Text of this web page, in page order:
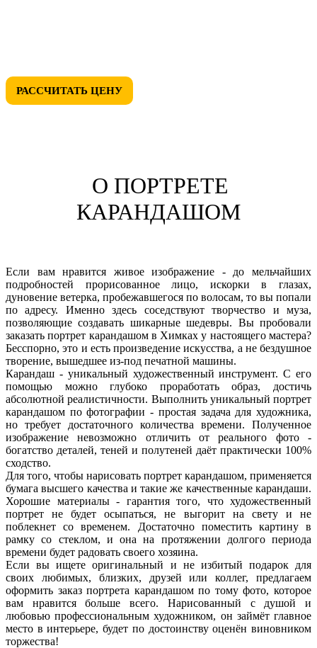
РАССЧИТАТЬ ЦЕНУ
О ПОРТРЕТЕ
КАРАНДАШОМ
Если вам нравится живое изображение - до мельчайших
подробностей прорисованное лицо, искорки в глазах,
дуновение ветерка, пробежавшегося по волосам, то вы попали
по адресу. Именно здесь соседствуют творчество и муза,
позволяющие создавать шикарные шедевры. Вы пробовали
заказать портрет карандашом в Химках у настоящего мастера?
Бесспорно, это и есть произведение искусства, а не бездушное
творение, вышедшее из-под печатной машины.
Карандаш - уникальный художественный инструмент. С его
помощью можно глубоко проработать образ, достичь
абсолютной реалистичности. Выполнить уникальный портрет
карандашом по фотографии - простая задача для художника,
но требует достаточного количества времени. Полученное
изображение невозможно отличить от реального фото -
богатство деталей, теней и полутеней даёт практически 100%
сходство.
Для того, чтобы нарисовать портрет карандашом, применяется
бумага высшего качества и такие же качественные карандаши.
Хорошие материалы - гарантия того, что художественный
портрет не будет осыпаться, не выгорит на свету и не
поблекнет со временем. Достаточно поместить картину в
рамку со стеклом, и она на протяжении долгого периода
времени будет радовать своего хозяина.
Если вы ищете оригинальный и не избитый подарок для
своих любимых, близких, друзей или коллег, предлагаем
оформить заказ портрета карандашом по тому фото, которое
вам нравится больше всего. Нарисованный с душой и
любовью профессиональным художником, он займёт главное
место в интерьере, будет по достоинству оценён виновником
торжества!